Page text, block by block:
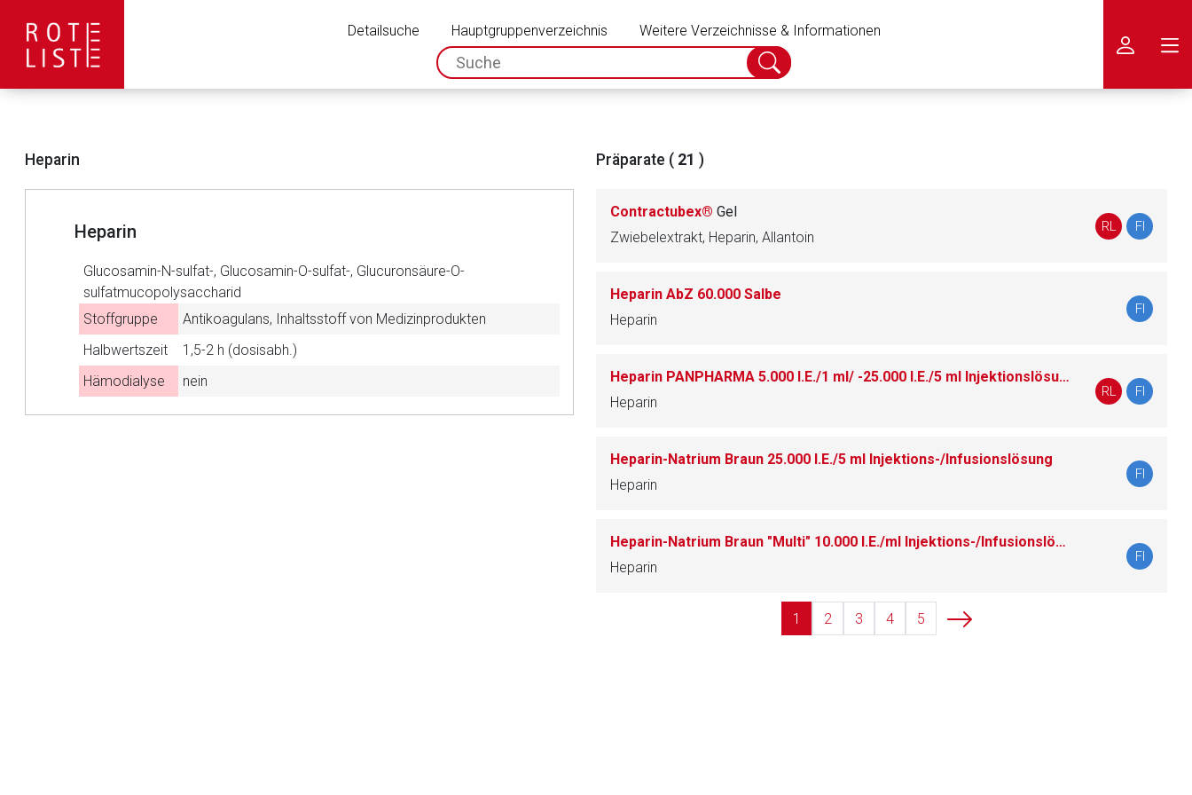
Detailsuche Hauptgruppenverzeichnis
Weitere Verzeichnisse & Informationen
spc.search.input.placeholder
Suche
abschicken
Heparin
Heparin
Glucosamin-N-sulfat-, Glucosamin-O-sulfat-, Glucuronsäure-O-
sulfatmucopolysaccharid
Stoffgruppe
Antikoagulans, Inhaltsstoff von Medizinprodukten
Halbwertszeit
1,5-2 h (dosisabh.)
Hämodialyse
nein
Präparate ( 21 )
Contractubex® Gel
Zwiebelextrakt, Heparin, Allantoin
RL FI
Heparin AbZ 60.000 Salbe
Heparin
FI
Heparin PANPHARMA 5.000 I.E./1 ml/ -25.000 I.E./5 ml Injektionslösung
Injektionslösung
Heparin
RL FI
Heparin-Natrium Braun 25.000 I.E./5 ml Injektions-/Infusionslösung
Heparin
FI
Heparin-Natrium Braun "Multi" 10.000 I.E./ml Injektions-/Infusionslösung
Heparin
FI
1 2 3 4 5
Aufruf einer externen Seite
Der von Ihnen aufgerufene Link öffnet eine externe Web-Seite. Für die Inhalte der externen Web-Seite ist deren
Betreiber verantwortlich. Ebenso gelten dort ggf. andere Datenschutzbestimmungen.